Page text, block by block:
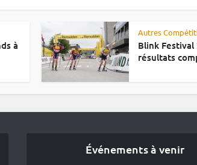
à
Autres
Blink Festival
résultats
Événements à venir